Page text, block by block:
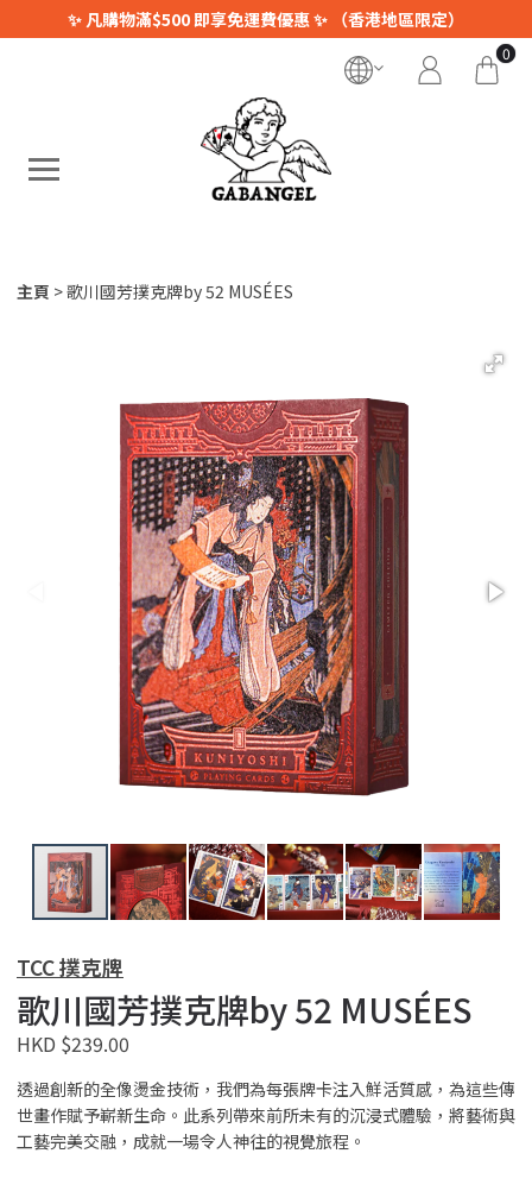
✨ 凡購物滿$500 即享免運費優惠 ✨ （香港地區限定）
0
主頁 歌川國芳撲克牌by 52 MUSÉES
TCC 撲克牌
歌川國芳撲克牌by 52 MUSÉES
HKD $239.00
透過創新的全像燙金技術，我們為每張牌卡注入鮮活質感，為這些傳
世畫作賦予嶄新生命。此系列帶來前所未有的沉浸式體驗，將藝術與
工藝完美交融，成就一場令人神往的視覺旅程。